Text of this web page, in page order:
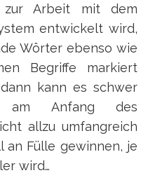
Arbeit mit dem
entwickelt wird,
Wörter ebenso wie
Begriffe markiert
kann es schwer
am Anfang des
allzu umfangreich
an Fülle gewinnen, je
wird…